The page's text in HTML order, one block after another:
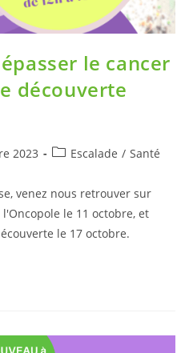
le cancer
découverte
2023 Escalade / Santé
venez nous retrouver sur
le 11 octobre, et
le 17 octobre.